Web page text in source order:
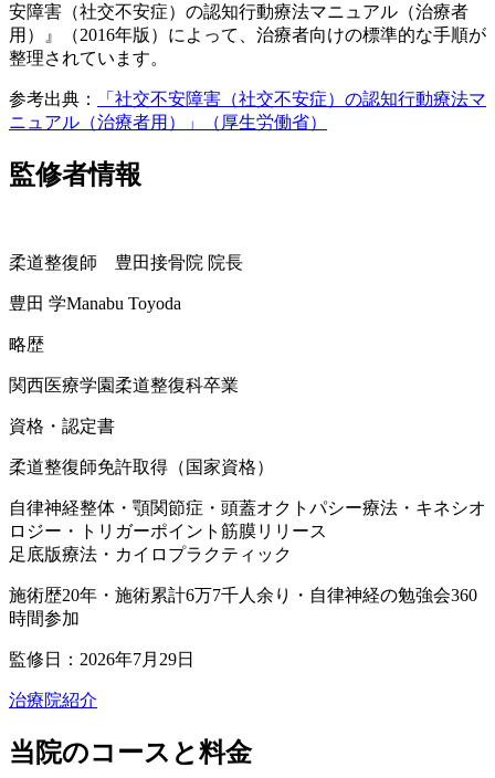
安障害（社交不安症）の認知行動療法マニュアル（治療者
用）』（2016年版）によって、治療者向けの標準的な手順が
整理されています。
参考出典：
「社交不安障害（社交不安症）の認知行動療法マ
ニュアル（治療者用）」（厚生労働省）
監修者情報
柔道整復師 豊田接骨院 院長
豊田 学Manabu Toyoda
略歴
関西医療学園柔道整復科卒業
資格・認定書
柔道整復師免許取得（国家資格）
自律神経整体・顎関節症・頭蓋オクトパシー療法・キネシオ
ロジー・トリガーポイント筋膜リリース
足底版療法・カイロプラクティック
施術歴20年・施術累計6万7千人余り・自律神経の勉強会360
時間参加
監修日：2026年7月29日
治療院紹介
当院のコースと料金